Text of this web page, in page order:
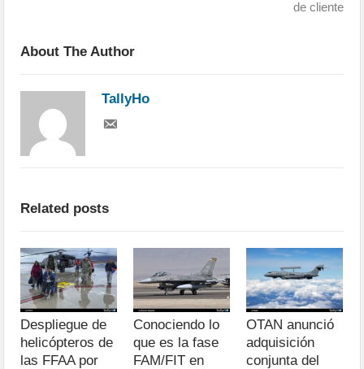
de cliente
About The Author
TallyHo
Related posts
Despliegue de
helicópteros de
las FFAA por
Conociendo lo
que es la fase
FAM/FIT en
OTAN anunció
adquisición
conjunta del